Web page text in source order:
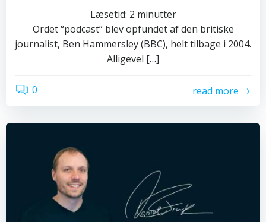
Læsetid: 2 minutter
Ordet “podcast” blev opfundet af den britiske
journalist, Ben Hammersley (BBC), helt tilbage i 2004.
Alligevel […]
0 read more